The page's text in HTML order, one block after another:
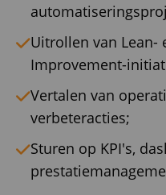
Uitrollen van Lean-
Improvement-
Vertalen van
verbeteracties;
Sturen op KPI's,